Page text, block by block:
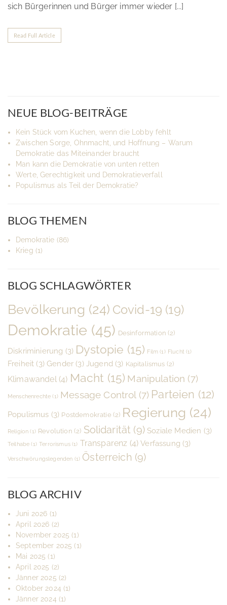
sich Bürgerinnen und Bürger immer wieder [...]
Read Full Article
NEUE BLOG-BEITRÄGE
Kein Stück vom Kuchen, wenn die Lobby fehlt
Zwischen Sorge, Ohnmacht, und Hoffnung – Warum
Demokratie das Miteinander braucht
Man kann die Demokratie von unten retten
Werte, Gerechtigkeit und Demokratieverfall
Populismus als Teil der Demokratie?
BLOG THEMEN
Demokratie (86)
Krieg (1)
BLOG SCHLAGWÖRTER
Bevölkerung (24) Covid-19 (19)
Demokratie (45) Desinformation (2)
Diskriminierung (3) Dystopie (15) Film (1) Flucht (1)
Freiheit (3) Gender (3) Jugend (3) Kapitalismus (2)
Klimawandel(4) Macht (15) Manipulation (7)
Menschenrechte (1) Message Control (7) Parteien (12)
Populismus (3) Postdemokratie (2) Regierung (24)
Religion (1) Revolution (2) Solidarität (9) Soziale Medien (3)
Teilhabe (1) Terrorismus(1) Transparenz (4) Verfassung (3)
Verschwörungslegenden (1) Österreich (9)
BLOG ARCHIV
Juni 2026 (1)
April 2026 (2)
November 2025 (1)
September 2025 (1)
Mai 2025 (1)
April 2025 (2)
Jänner 2025 (2)
Oktober 2024 (1)
Jänner 2024 (1)